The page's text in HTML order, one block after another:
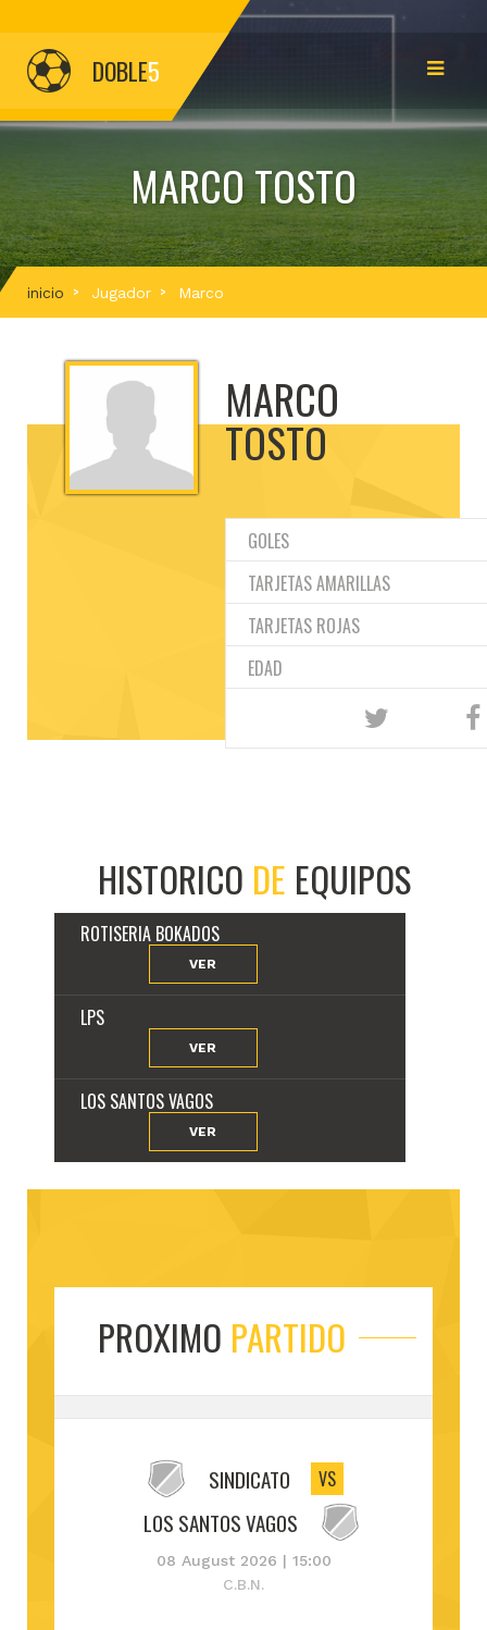
DOBLE5
MARCO TOSTO
inicio Jugador Marco
MARCO
TOSTO
GOLES
TARJETAS AMARILLAS
TARJETAS ROJAS
EDAD
HISTORICO DE EQUIPOS
ROTISERIA BOKADOS
VER
LPS
VER
LOS SANTOS VAGOS
VER
PROXIMO PARTIDO
SINDICATO VS
LOS SANTOS VAGOS
08 August 2026 | 15:00
C.B.N.